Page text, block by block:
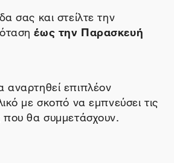
σας και στείλτε την
έως την Παρασκευή
επιπλέον
με σκοπό να εμπνεύσει τις
που θα συμμετάσχουν.